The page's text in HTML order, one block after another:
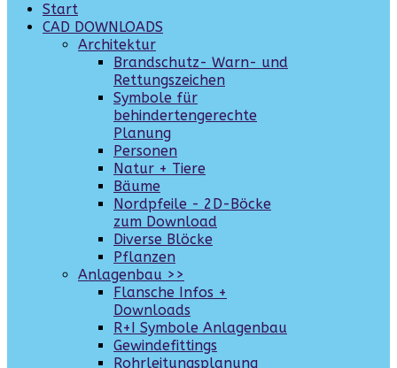
Start
CAD DOWNLOADS
Architektur
Brandschutz- Warn- und
Rettungszeichen
Symbole für
behindertengerechte
Planung
Personen
Natur + Tiere
Bäume
Nordpfeile - 2D-Böcke
zum Download
Diverse Blöcke
Pflanzen
Anlagenbau >>
Flansche Infos +
Downloads
R+I Symbole Anlagenbau
Gewindefittings
Rohrleitungsplanung